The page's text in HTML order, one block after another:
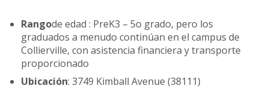
Rangode edad : PreK3 – 5o grado, pero los
graduados a menudo continúan en el campus de
Collierville, con asistencia financiera y transporte
proporcionado
Ubicación: 3749 Kimball Avenue (38111)